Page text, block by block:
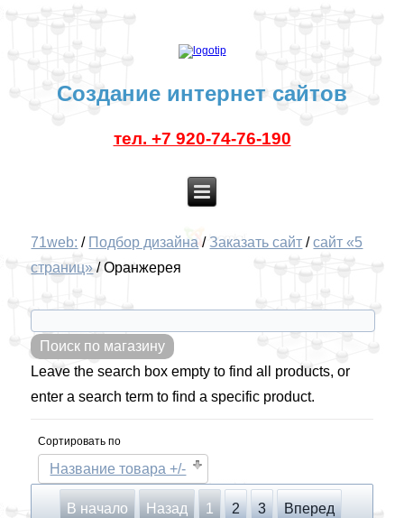
Создание интернет сайтов
тел. +7 920-74-76-190
71web: / Подбор дизайна / Заказать сайт /сайт «5
страниц»/Оранжерея
Leave the search box empty to find all products, or
enter a search term to find a specific product.
Сортировать по
Название товара +/-
В начало Назад 1 2 3 Вперед